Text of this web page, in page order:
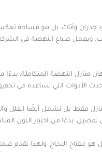
وأثاث، بل هو مساحة
صباغ النهضة في الشركة
النهضة المتكاملة، بدءًا
الأدوات التي تساعده في
فقط، بل تشمل أيضًا الفلل
تفصيل، بدءًا من اختيار اللون
مفتاح النجاح، ولهذا تقدم